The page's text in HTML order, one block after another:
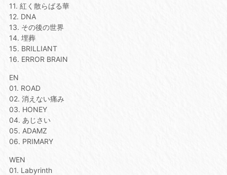
11. 紅く散らばる華
12. DNA
13. その後の世界
14. 埋葬
15. BRILLIANT
16. ERROR BRAIN
EN
01. ROAD
02. 消えない痛み
03. HONEY
04. あじさい
05. ADAMZ
06. PRIMARY
WEN
01. Labyrinth